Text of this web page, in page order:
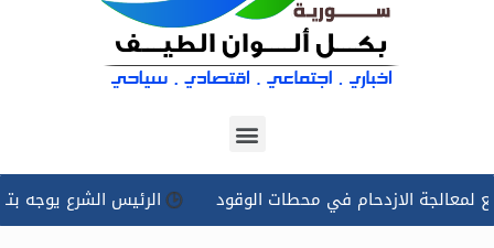
الازدحام في محطات الوقود الرئيس الشرع يوجه